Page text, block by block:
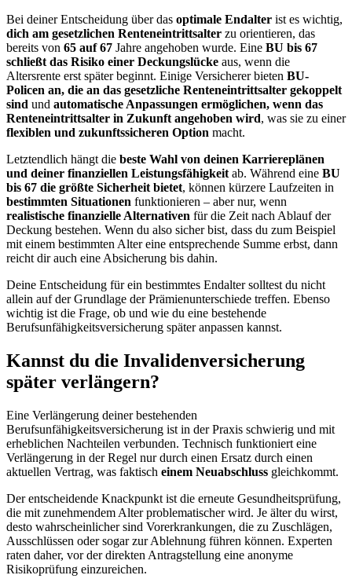
Bei deiner Entscheidung über das optimale Endalter ist es wichtig,
dich am gesetzlichen Renteneintrittsalter zu orientieren, das
bereits von 65 auf 67 Jahre angehoben wurde. Eine BU bis 67
schließt das Risiko einer Deckungslücke aus, wenn die
Altersrente erst später beginnt. Einige Versicherer bieten BU-
Policen an, die an das gesetzliche Renteneintrittsalter gekoppelt
sind und automatische Anpassungen ermöglichen, wenn das
Renteneintrittsalter in Zukunft angehoben wird, was sie zu einer
flexiblen und zukunftssicheren Option macht.
Letztendlich hängt die beste Wahl von deinen Karriereplänen
und deiner finanziellen Leistungsfähigkeit ab. Während eine BU
bis 67 die größte Sicherheit bietet, können kürzere Laufzeiten in
bestimmten Situationen funktionieren – aber nur, wenn
realistische finanzielle Alternativen für die Zeit nach Ablauf der
Deckung bestehen. Wenn du also sicher bist, dass du zum Beispiel
mit einem bestimmten Alter eine entsprechende Summe erbst, dann
reicht dir auch eine Absicherung bis dahin.
Deine Entscheidung für ein bestimmtes Endalter solltest du nicht
allein auf der Grundlage der Prämienunterschiede treffen. Ebenso
wichtig ist die Frage, ob und wie du eine bestehende
Berufsunfähigkeitsversicherung später anpassen kannst.
Kannst du die Invalidenversicherung
später verlängern?
Eine Verlängerung deiner bestehenden
Berufsunfähigkeitsversicherung ist in der Praxis schwierig und mit
erheblichen Nachteilen verbunden. Technisch funktioniert eine
Verlängerung in der Regel nur durch einen Ersatz durch einen
aktuellen Vertrag, was faktisch einem Neuabschluss gleichkommt.
Der entscheidende Knackpunkt ist die erneute Gesundheitsprüfung,
die mit zunehmendem Alter problematischer wird. Je älter du wirst,
desto wahrscheinlicher sind Vorerkrankungen, die zu Zuschlägen,
Ausschlüssen oder sogar zur Ablehnung führen können. Experten
raten daher, vor der direkten Antragstellung eine anonyme
Risikoprüfung einzureichen.